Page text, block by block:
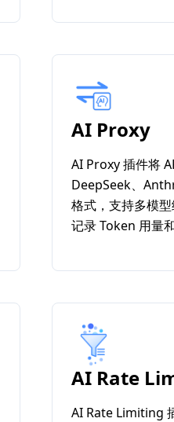
AI Proxy
AI Proxy 插件将
DeepSeek、
格式，支持多模
记录 Token 用量
AI Rate
AI Rate Limiting